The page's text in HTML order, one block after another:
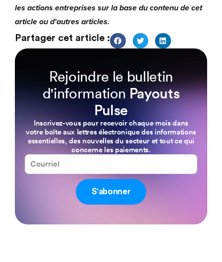
les actions entreprises sur la base du contenu de cet
article ou d'autres articles.
Partager cet article :
Rejoindre le bulletin
d'informationPayouts
Pulse
Inscrivez-vous pour recevoir chaque mois dans
votre boîte aux lettres électronique des informations
essentielles, des nouvelles du secteur et tout ce qui
concerne les paiements.
S'abonner